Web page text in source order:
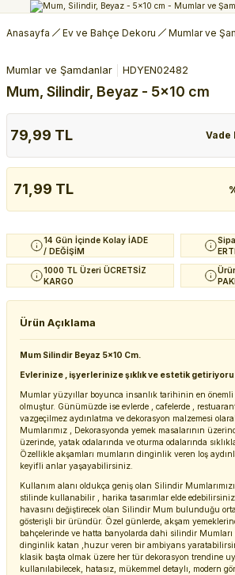
Anasayfa Ev ve Bahçe Dekoru Mumlar ve
Mumlar ve Şamdanlar HDYEN02482
Mum, Silindir, Beyaz - 5x10 cm
79,99 TL Vade
71,99 TL
14 Gün İçinde Kolay İADE
/ DEĞİŞİM
1000 TL Üzeri ÜCRETSİZ
KARGO
Ürün Açıklama
Mum Silindir Beyaz 5x10 Cm.
Evlerinize , işyerlerinize şıklık ve estetik
Mumlar yüzyıllar boyunca insanlık tarihinin en önemli
olmuştur. Günümüzde ise evlerde , cafelerde ,
vazgeçilmez aydınlatma ve dekorasyon malzemesi
Mumlarımız , Dekorasyonda yemek masalarının
üzerinde, yatak odalarında ve oturma odalarında
Özellikle akşamları mumların dinginlik veren loş
keyifli anlar yaşayabilirsiniz.
Kullanım alanı oldukça geniş olan Silindir
stilinde kullanabilir , harika tasarımlar elde
havasını değiştirecek olan Silindir Mum bulunduğu
gösterişli bir üründür. Özel günlerde, akşam
bahçelerinde ve hatta banyolarda dahi silindir Mumları
dinginlik katan ,huzur veren bir ambiyans
klasik başta olmak üzere her tür dekorasyon trendine
kullanılabilecek, hatasız, mükemmel detaylı, modern